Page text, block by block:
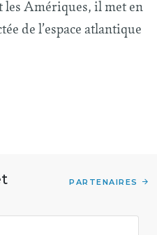
les Amériques, il met en
de l’espace atlantique
PARTENAIRES